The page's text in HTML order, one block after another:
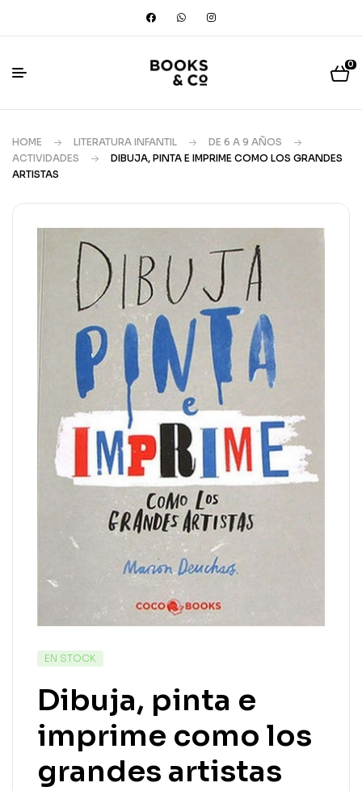
0
HOME LITERATURA INFANTIL
DE 6 A 9 AÑOS
ACTIVIDADES
DIBUJA, PINTA E IMPRIME COMO LOS GRANDES
ARTISTAS
EN STOCK
Dibuja, pinta e
imprime como los
grandes artistas